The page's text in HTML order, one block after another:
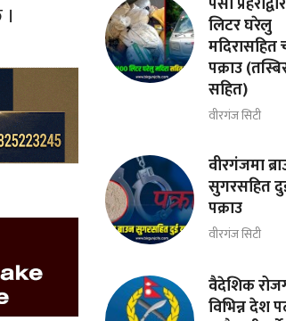
लिटर घरेलु
मदिरासहित
पक्राउ
सहित)
वीरगंज सिटी
वीरगंजमा
सुगरसहित
पक्राउ
वीरगंज सिटी
वैदेशिक
विभिन्न देश